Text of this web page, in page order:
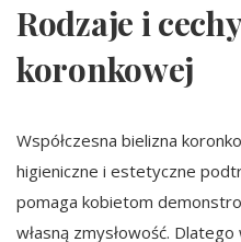
Rodzaje i
koronkowej
Współczesna bielizna
higieniczne i estetyczne
pomaga kobietom
własną zmysłowość.